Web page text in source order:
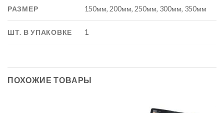
РАЗМЕР 150мм, 200мм, 250мм, 300мм, 350мм
ШТ. В УПАКОВКЕ 1
ПОХОЖИЕ ТОВАРЫ